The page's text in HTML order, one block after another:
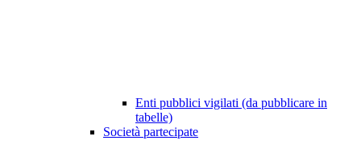
Enti pubblici vigilati (da pubblicare in
tabelle)
Società partecipate